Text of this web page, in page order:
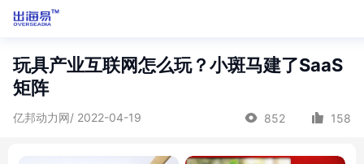
玩具产业互联网怎么玩？小斑马建了SaaS
矩阵
亿邦动力网/ 2022-04-19 852 158